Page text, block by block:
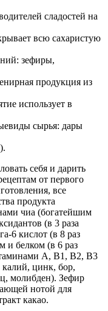
сладостей на
всю сахаристую
зефиры,
продукция из
использует в
сырья: дары
себя и дарить
от первого
все
продукта
чиа (богатейшим
(в 3 раза
6 кислот (в 8 раз
и белком (в 6 раз
А, В1, В2, В3
цинк, бор,
молибден). Зефир
нотой для
какао.